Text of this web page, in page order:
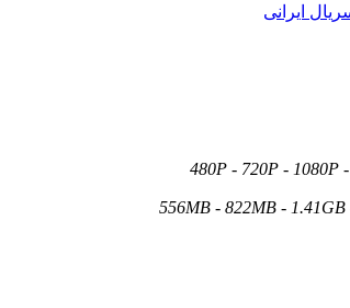
ایرانی
480P - 720P - 1080P
556MB - 822MB -